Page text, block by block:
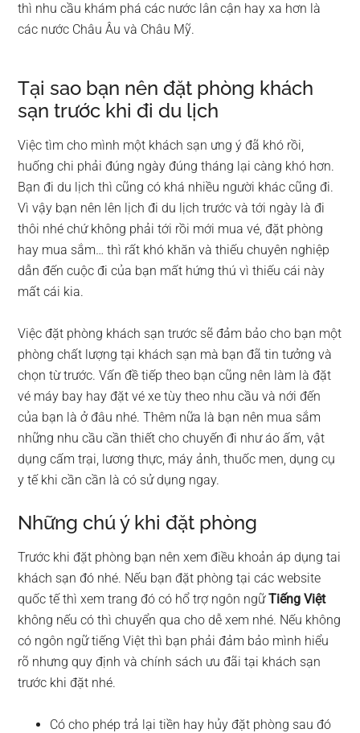
thì nhu cầu khám phá các nước lân cận hay xa hơn là
các nước Châu Âu và Châu Mỹ.
Tại sao bạn nên đặt phòng khách
sạn trước khi đi du lịch
Việc tìm cho mình một khách sạn ưng ý đã khó rồi,
huống chi phải đúng ngày đúng tháng lại càng khó hơn.
Bạn đi du lịch thì cũng có khá nhiều người khác cũng đi.
Vì vậy bạn nên lên lịch đi du lịch trước và tới ngày là đi
thôi nhé chứ không phải tới rồi mới mua vé, đặt phòng
hay mua sắm… thì rất khó khăn và thiếu chuyên nghiệp
dẫn đến cuộc đi của bạn mất hứng thú vì thiếu cái này
mất cái kia.
Việc đặt phòng khách sạn trước sẽ đảm bảo cho bạn một
phòng chất lượng tại khách sạn mà bạn đã tin tưởng và
chọn từ trước. Vấn đề tiếp theo bạn cũng nên làm là đặt
vé máy bay hay đặt vé xe tùy theo nhu cầu và nới đến
của bạn là ở đâu nhé. Thêm nữa là bạn nên mua sắm
những nhu cầu cần thiết cho chuyến đi như áo ấm, vật
dụng cấm trại, lương thực, máy ảnh, thuốc men, dụng cụ
y tế khi cần cần là có sử dụng ngay.
Những chú ý khi đặt phòng
Trước khi đặt phòng bạn nên xem điều khoản áp dụng tai
khách sạn đó nhé. Nếu bạn đặt phòng tại các website
quốc tế thì xem trang đó có hổ trợ ngôn ngữTiếng Việt
không nếu có thì chuyển qua cho dễ xem nhé. Nếu không
có ngôn ngữ tiếng Việt thì bạn phải đảm bảo mình hiểu
rõ nhưng quy định và chính sách ưu đãi tại khách sạn
trước khi đặt nhé.
Có cho phép trả lại tiền hay hủy đặt phòng sau đó